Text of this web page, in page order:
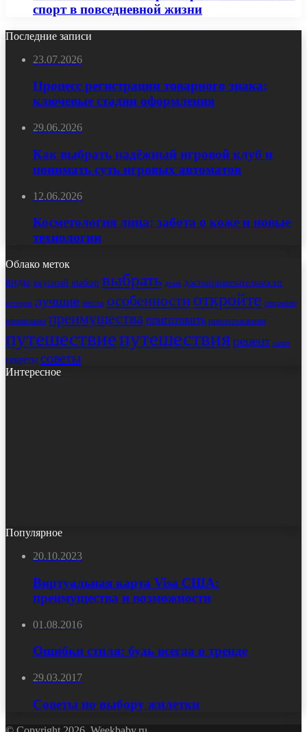
спорт в повседневной жизни
Последние записи
23.07.2026
Процесс регистрации товарного знака:
ключевые стадии оформления
29.06.2026
Как выбрать надёжный игровой клуб и
понимать суть игровых автоматов
12.06.2026
Косметология лица: забота о коже и новые
технологии
Облако меток
виды вкусный выбор выбрать дома достопримечательности
история лучшие места особенности откройте открытие
правильно преимущества приготовить приготовления
путешествиепутешествиярецепт салат
секреты советы
Интересное
Популярное
20.10.2023
Виртуальная карта Visa США:
преимущества и возможности
01.08.2016
Ошибки стиля: будь всегда в тренде
29.03.2017
Советы по выбору жилетки